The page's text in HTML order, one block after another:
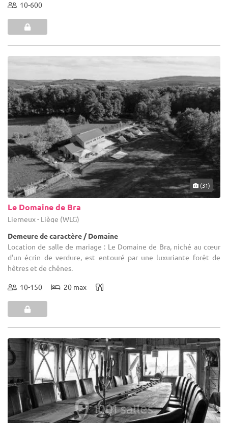
10-600
(31)
Le Domaine de Bra
Lierneux - Liège (WLG)
Demeure de caractère / Domaine
Location de salle de mariage : Le Domaine de Bra, niché au cœur
d'un écrin de verdure, est entouré par une luxuriante forêt de
hêtres et de chênes.
10-150 20 max